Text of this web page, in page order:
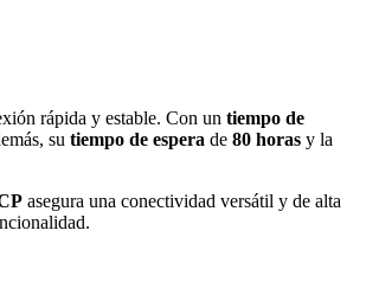
rápida y estable. Con un tiempo de
su tiempo de espera de 80 horas y la
asegura una conectividad versátil y de alta